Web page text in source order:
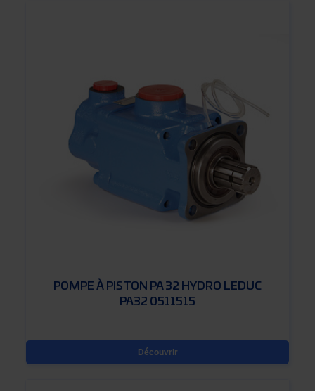
POMPE À PISTON PA 32 HYDRO LEDUC
PA32 0511515
Découvrir